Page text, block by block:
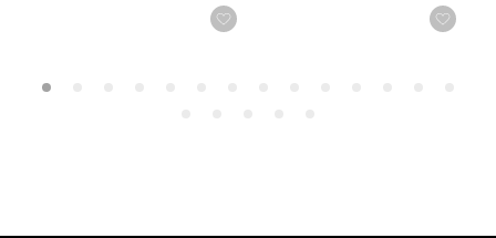
お気に入りに登録する お気